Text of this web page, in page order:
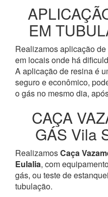
EM
Realizamos aplicação
em locais onde há
A aplicação de resina é
seguro e econômico,
o gás no mesmo dia,
CAÇA
GÁS Vila
RealizamosCaça
Eulalia, com
gás, ou teste de
tubulação.